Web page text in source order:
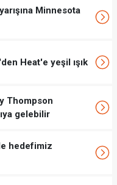
Minnesota
Heat'e yeşil ışık
Thompson
gelebilir
hedefimiz